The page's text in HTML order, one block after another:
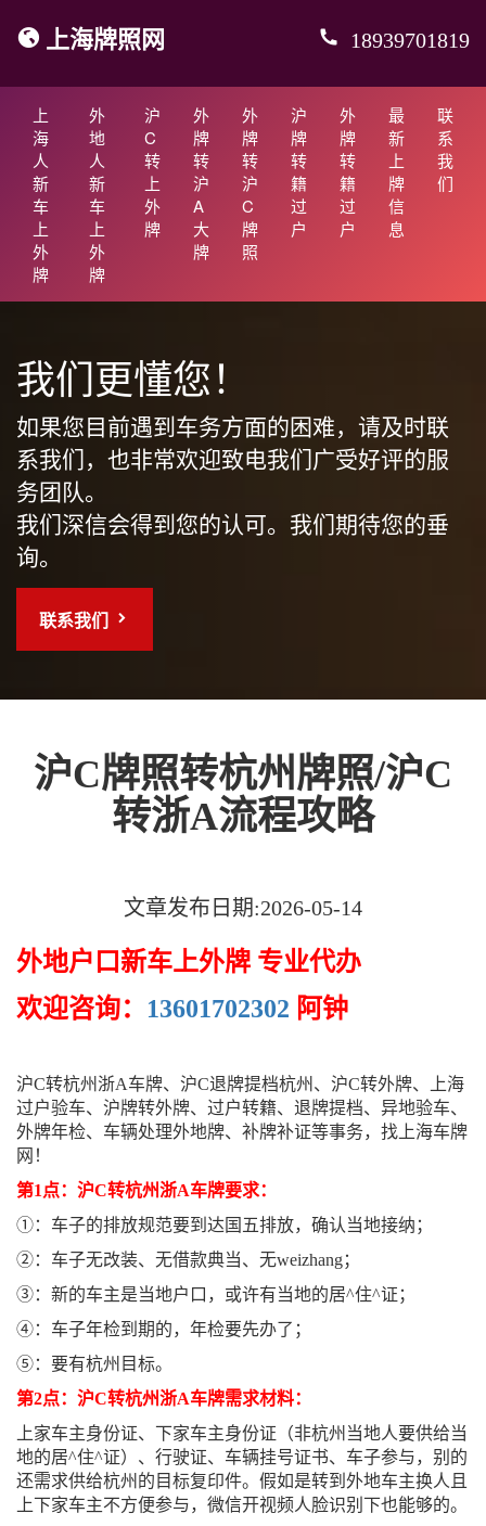
上海牌照网 18939701819
上
海
人
新
车
上
外
牌
外
地
人
新
车
上
外
牌
沪
C
转
上
外
牌
外
牌
转
沪
A
大
牌
外
牌
转
沪
C
牌
照
沪
牌
转
籍
过
户
外
牌
转
籍
过
户
最
新
上
牌
信
息
联
系
我
们
我们更懂您！
如果您目前遇到车务方面的困难，请及时联
系我们，也非常欢迎致电我们广受好评的服
务团队。
我们深信会得到您的认可。我们期待您的垂
询。
联系我们
沪C牌照转杭州牌照/沪C
转浙A流程攻略
文章发布日期:2026-05-14
外地户口新车上外牌 专业代办
欢迎咨询： 13601702302 阿钟
沪C转杭州浙A车牌、沪C退牌提档杭州、沪C转外牌、上海
过户验车、沪牌转外牌、过户转籍、退牌提档、异地验车、
外牌年检、车辆处理外地牌、补牌补证等事务，找上海车牌
网！
第1点：沪C转杭州浙A车牌要求：
①：车子的排放规范要到达国五排放，确认当地接纳；
②：车子无改装、无借款典当、无weizhang；
③：新的车主是当地户口，或许有当地的居^住^证；
④：车子年检到期的，年检要先办了；
⑤：要有杭州目标。
第2点：沪C转杭州浙A车牌需求材料：
上家车主身份证、下家车主身份证（非杭州当地人要供给当
地的居^住^证）、行驶证、车辆挂号证书、车子参与，别的
还需求供给杭州的目标复印件。假如是转到外地车主换人且
上下家车主不方便参与，微信开视频人脸识别下也能够的。